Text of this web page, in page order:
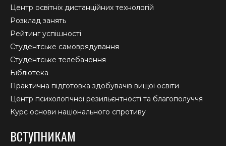
Центр освітніх дистанційних технологій
Розклад занять
Рейтинг успішності
Студентське самоврядування
Студентське телебачення
Бібліотека
Практична підготовка здобувачів вищої освіти
Центр психологічної резильєнтності та благополуччя
Курс основи національного спротиву
ВСТУПНИКАМ